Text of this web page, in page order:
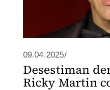
09.04.2025/
Desestiman
Ricky Martin